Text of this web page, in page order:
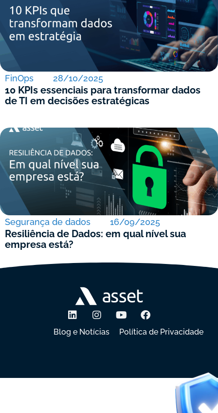
FinOps 28/10/2025
10 KPIs essenciais para transformar dados
de TI em decisões estratégicas
Segurança de dados 16/09/2025
Resiliência de Dados: em qual nível sua
empresa está?
Blog e Notícias Política de Privacidade